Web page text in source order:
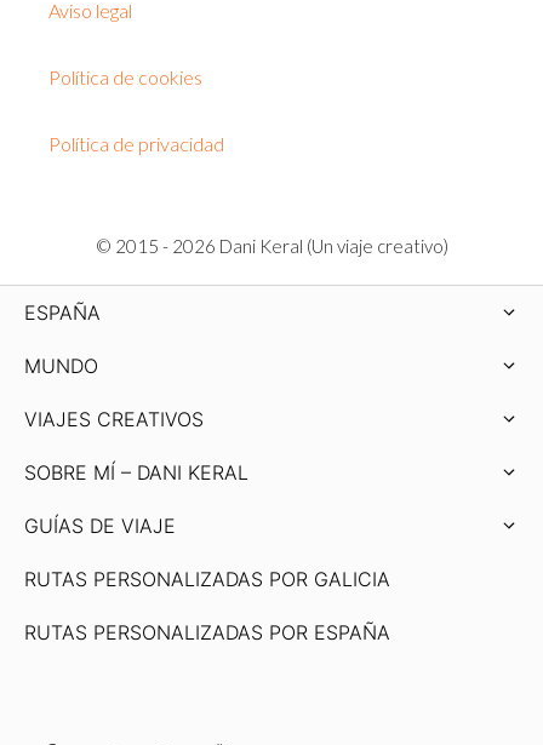
Aviso legal
Política de cookies
Política de privacidad
© 2015 - 2026 Dani Keral (Un viaje creativo)
ESPAÑA
MUNDO
VIAJES CREATIVOS
SOBRE MÍ – DANI KERAL
GUÍAS DE VIAJE
RUTAS PERSONALIZADAS POR GALICIA
RUTAS PERSONALIZADAS POR ESPAÑA